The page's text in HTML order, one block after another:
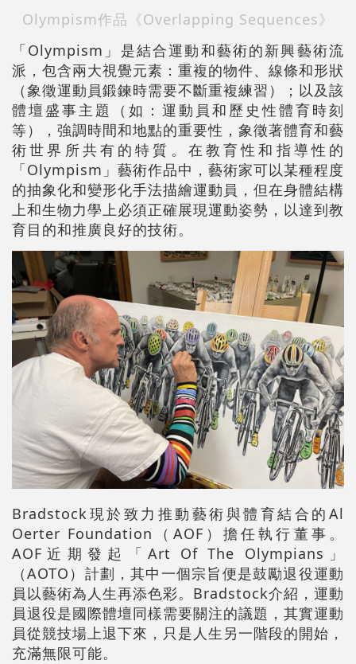
Olympism作品《Overlapping Sequences》
「Olympism」是結合運動和藝術的新興藝術流
派，包含兩大視覺元素：重複的物件、線條和形狀
（象徵運動員鍛鍊時需要不斷重複練習）；以及該
體壇盛事主題（如：運動員和歷史性體育時刻
等），強調時間和地點的重要性，象徵著體育和藝
術世界所共有的特質。在教育性和指導性的
「Olympism」藝術作品中，藝術家可以某種程度
的抽象化和變形化手法描繪運動員，但在身體結構
上和生物力學上必須正確展現運動姿勢，以達到教
育目的和推廣良好的技術。
Bradstock現於致力推動藝術與體育結合的Al
Oerter Foundation（AOF）擔任執行董事。
AOF近期發起「Art Of The Olympians」
（AOTO）計劃，其中一個宗旨便是鼓勵退役運動
員以藝術為人生再添色彩。Bradstock介紹，運動
員退役是國際體壇同樣需要關注的議題，其實運動
員從競技場上退下來，只是人生另一階段的開始，
充滿無限可能。